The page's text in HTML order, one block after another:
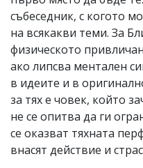
събеседник, с когото
на всякакви теми. За
физическото
ако липсва ментален
в идеите и в
за тях е човек, който
не се опитва да ги
се оказват тяхната
внасят действие и